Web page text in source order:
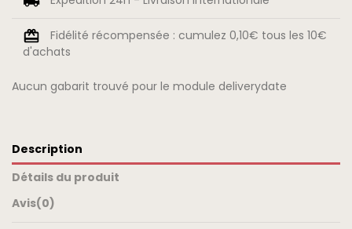
Fidélité récompensée : cumulez 0,10€ tous les 10€
d'achats
Aucun gabarit trouvé pour le module deliverydate
Description
Détails du produit
Avis(0)